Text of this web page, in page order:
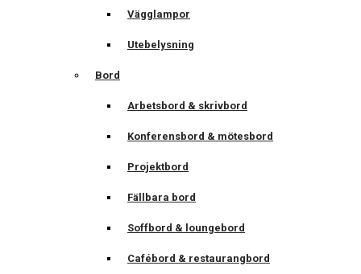
Vägglampor
Utebelysning
Bord
Arbetsbord & skrivbord
Konferensbord & mötesbord
Projektbord
Fällbara bord
Soffbord & loungebord
Cafébord & restaurangbord